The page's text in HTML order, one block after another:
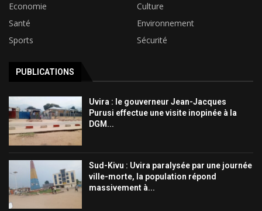
Economie
Culture
Santé
Environnement
Sports
Sécurité
PUBLICATIONS
Uvira : le gouverneur Jean-Jacques
Purusi effectue une visite inopinée à la
DGM...
Sud-Kivu : Uvira paralysée par une journée
ville-morte, la population répond
massivement à...